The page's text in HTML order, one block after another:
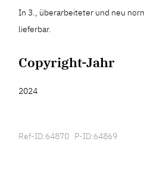
In 3., überarbeiteter und neu
lieferbar.
Copyright-Jahr
2024
Ref-ID:64870 P-ID:64869